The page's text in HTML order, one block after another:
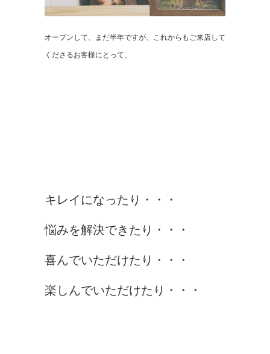
オープンして、まだ半年ですが、これからもご来店して
くださるお客様にとって、
キレイになったり・・・
悩みを解決できたり・・・
喜んでいただけたり・・・
楽しんでいただけたり・・・